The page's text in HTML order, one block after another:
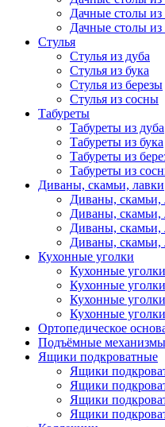
Дачные столы из
Дачные столы
Стулья
Стулья из дуба
Стулья из бука
Стулья из березы
Стулья из сосны
Табуреты
Табуреты из дуба
Табуреты из бука
Табуреты из
Табуреты из
Диваны, скамьи, лавки
Диваны, скамьи,
Диваны, скамьи,
Диваны, скамьи,
Диваны, скамьи,
Кухонные уголки
Кухонные
Кухонные
Кухонные
Кухонные
Ортопедическое
Подъёмные механизмы
Ящики подкроватные
Ящики
Ящики
Ящики
Ящики